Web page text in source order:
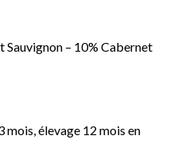
– 10% Cabernet
mois, élevage 12 mois en